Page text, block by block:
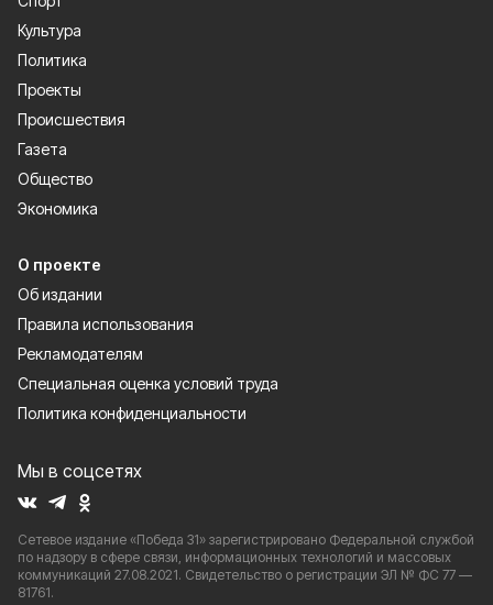
Культура
Политика
Проекты
Происшествия
Газета
Общество
Экономика
О проекте
Об издании
Правила использования
Рекламодателям
Специальная оценка условий труда
Политика конфиденциальности
Мы в соцсетях
Сетевое издание «Победа 31» зарегистрировано Федеральной службой
по надзору в сфере связи, информационных технологий и массовых
коммуникаций 27.08.2021. Свидетельство о регистрации ЭЛ № ФС 77 —
81761.